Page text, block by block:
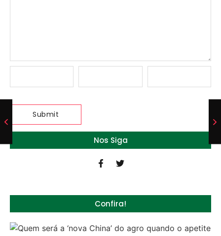
Nos Siga
Confira!